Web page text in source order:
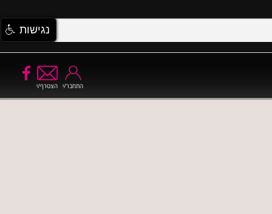
הצטרף/י התחבר/י
נגישות